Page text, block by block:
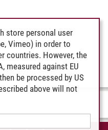
store personal user
Vimeo) in order to
countries. However, the
measured against EU
be processed by US
above will not